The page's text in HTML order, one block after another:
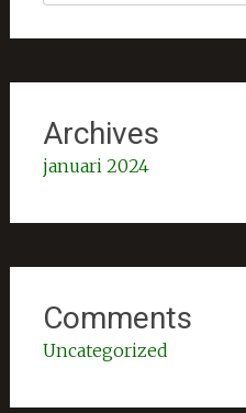
Archives
januari 2024
Comments
Uncategorized